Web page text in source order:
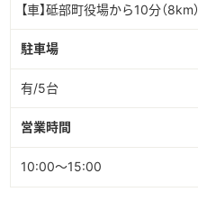
【車】砥部町役場から10分（8km）
駐車場
有/5台
営業時間
10:00～15:00